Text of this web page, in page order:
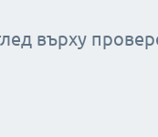
върху